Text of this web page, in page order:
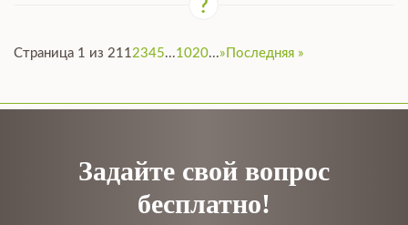
Страница 1 из 2112345...1020...» Последняя »
Задайте свой вопрос
бесплатно!